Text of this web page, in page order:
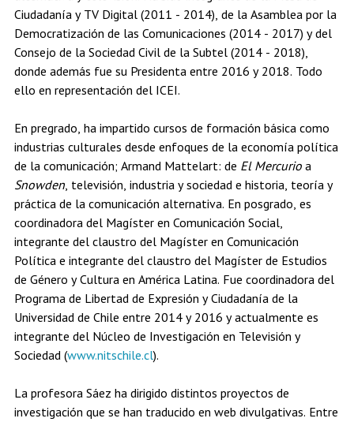
Ciudadanía y TV Digital (2011 - 2014), de la Asamblea por la
Democratización de las Comunicaciones (2014 - 2017) y del
Consejo de la Sociedad Civil de la Subtel (2014 - 2018),
donde además fue su Presidenta entre 2016 y 2018. Todo
ello en representación del ICEI.
En pregrado, ha impartido cursos de formación básica como
industrias culturales desde enfoques de la economía política
de la comunicación; Armand Mattelart: de El Mercurioa
Snowden, televisión, industria y sociedad e historia, teoría y
práctica de la comunicación alternativa. En posgrado, es
coordinadora del Magíster en Comunicación Social,
integrante del claustro del Magíster en Comunicación
Política e integrante del claustro del Magíster de Estudios
de Género y Cultura en América Latina. Fue coordinadora del
Programa de Libertad de Expresión y Ciudadanía de la
Universidad de Chile entre 2014 y 2016 y actualmente es
integrante del Núcleo de Investigación en Televisión y
Sociedad (www.nitschile.cl).
La profesora Sáez ha dirigido distintos proyectos de
investigación que se han traducido en web divulgativas. Entre